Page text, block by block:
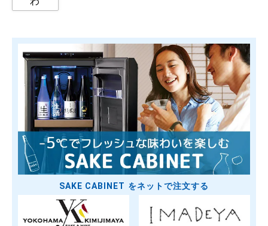
SAKE CABINET をネットで注文する